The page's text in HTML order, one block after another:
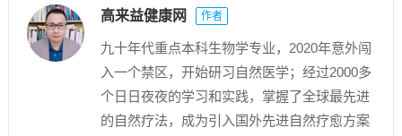
高来益健康网 作者
九十年代重点本科生物学专业，2020年意外闯
入一个禁区，开始研习自然医学；经过2000多
个日日夜夜的学习和实践，掌握了全球最先进
的自然疗法，成为引入国外先进自然疗愈方案